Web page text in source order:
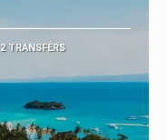
2 TRANSFERS